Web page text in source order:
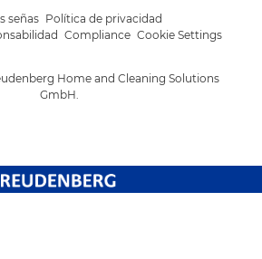
Home and Cleaning Solutions
GmbH.
señas Política de privacidad
Compliance Cookie Settings